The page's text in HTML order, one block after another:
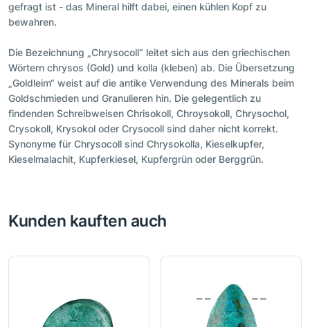
gefragt ist - das Mineral hilft dabei, einen kühlen Kopf zu
bewahren.
Die Bezeichnung „Chrysocoll“ leitet sich aus den griechischen
Wörtern chrysos (Gold) und kolla (kleben) ab. Die Übersetzung
„Goldleim“ weist auf die antike Verwendung des Minerals beim
Goldschmieden und Granulieren hin. Die gelegentlich zu
findenden Schreibweisen Chrisokoll, Chroysokoll, Chrysochol,
Crysokoll, Krysokol oder Crysocoll sind daher nicht korrekt.
Synonyme für Chrysocoll sind Chrysokolla, Kieselkupfer,
Kieselmalachit, Kupferkiesel, Kupfergrün oder Berggrün.
Kunden kauften auch